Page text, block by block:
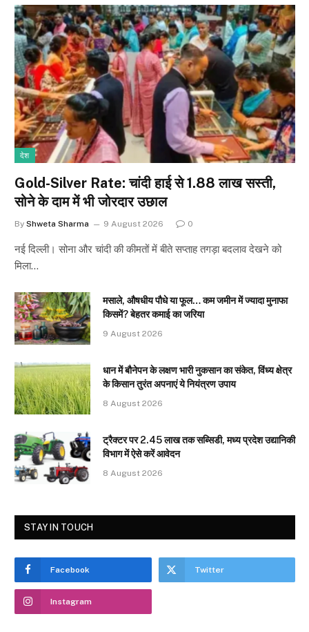
देश
Gold-Silver Rate: चांदी हाई से ₹1.88 लाख सस्ती,
सोने के दाम में भी जोरदार उछाल
By Shweta Sharma 9 August 2026 0
नई दिल्ली। सोना और चांदी की कीमतों में बीते सप्ताह तगड़ा बदलाव देखने को
मिला…
मसाले, औषधीय पौधे या फूल… कम जमीन में ज्यादा मुनाफा
किसमें? बेहतर कमाई का जरिया
9 August 2026
धान में बौनेपन के लक्षण भारी नुकसान का संकेत, विंध्य क्षेत्र
के किसान तुरंत अपनाएं ये नियंत्रण उपाय
8 August 2026
ट्रैक्टर पर 2.45 लाख तक सब्सिडी, मध्य प्रदेश उद्यानिकी
विभाग में ऐसे करें आवेदन
8 August 2026
STAY IN TOUCH
Facebook Twitter
Instagram